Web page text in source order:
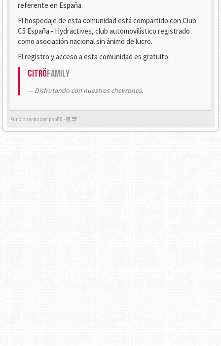
referente en España.
El hospedaje de esta comunidad está compartido con Club
C5 España - Hydractives, club automovilístico registrado
como asociación nacional sin ánimo de lucro.
El registro y acceso a esta comunidad es gratuito.
CitröFamily
Disfrutando con nuestros chevrones.
Funcionando con phpBB -